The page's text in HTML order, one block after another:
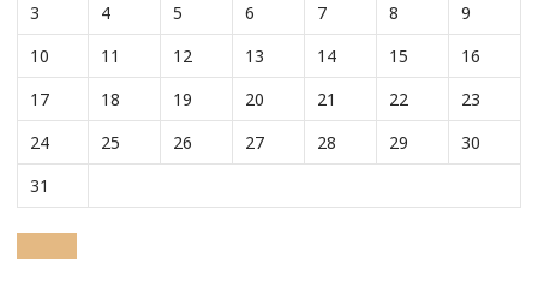
3
4 5 6 7 8
9
10
11 12 13 14 15
16
17
18 19 20 21 22
23
24
25 26 27 28 29
30
31